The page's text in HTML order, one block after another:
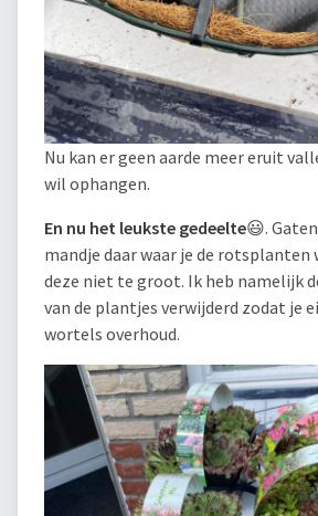
Nu kan er geen aarde meer eruit
wil ophangen.
En nu het leukste gedeelte😃.
mandje daar waar je de rotsplanten
deze niet te groot. Ik heb namelijk
van de plantjes verwijderd zodat je
wortels overhoud.